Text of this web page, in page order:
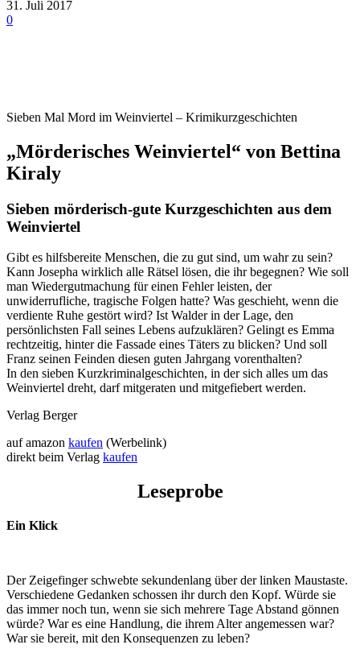
31. Juli 2017
0
Sieben Mal Mord im Weinviertel – Krimikurzgeschichten
„Mörderisches Weinviertel“ von Bettina
Kiraly
Sieben mörderisch-gute Kurzgeschichten aus dem
Weinviertel
Gibt es hilfsbereite Menschen, die zu gut sind, um wahr zu sein?
Kann Josepha wirklich alle Rätsel lösen, die ihr begegnen? Wie soll
man Wiedergutmachung für einen Fehler leisten, der
unwiderrufliche, tragische Folgen hatte? Was geschieht, wenn die
verdiente Ruhe gestört wird? Ist Walder in der Lage, den
persönlichsten Fall seines Lebens aufzuklären? Gelingt es Emma
rechtzeitig, hinter die Fassade eines Täters zu blicken? Und soll
Franz seinen Feinden diesen guten Jahrgang vorenthalten?
In den sieben Kurzkriminalgeschichten, in der sich alles um das
Weinviertel dreht, darf mitgeraten und mitgefiebert werden.
Verlag Berger
auf amazon kaufen (Werbelink)
direkt beim Verlag kaufen
Leseprobe
Ein Klick
Der Zeigefinger schwebte sekundenlang über der linken Maustaste.
Verschiedene Gedanken schossen ihr durch den Kopf. Würde sie
das immer noch tun, wenn sie sich mehrere Tage Abstand gönnen
würde? War es eine Handlung, die ihrem Alter angemessen war?
War sie bereit, mit den Konsequenzen zu leben?